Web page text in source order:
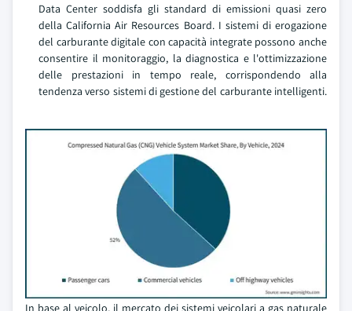
Data Center soddisfa gli standard di emissioni quasi zero
della California Air Resources Board. I sistemi di erogazione
del carburante digitale con capacità integrate possono anche
consentire il monitoraggio, la diagnostica e l'ottimizzazione
delle prestazioni in tempo reale, corrispondendo alla
tendenza verso sistemi di gestione del carburante intelligenti.
In base al veicolo, il mercato dei sistemi veicolari a gas naturale